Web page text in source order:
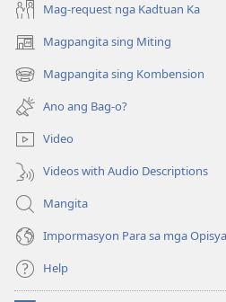
Mag-request nga Kadtuan Ka
Magpangita sing Miting
(opens
new
window)
Magpangita sing Kombension
(opens
new
window)
Ano ang Bag-o?
Video
Videos with Audio Descriptions
Mangita
Impormasyon Para sa mga
Help